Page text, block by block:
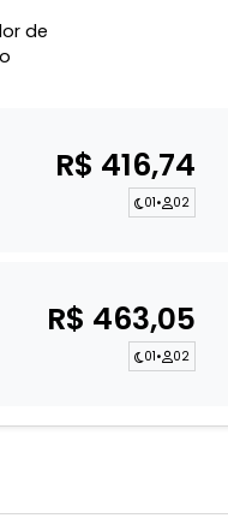
de
R$ 416,74
01• 02
R$ 463,05
01• 02